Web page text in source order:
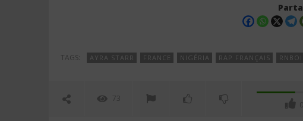
TAGS: AYRA STARR FRANCE NIGÉRIA RAP FRANÇAIS RNBOI
73
0